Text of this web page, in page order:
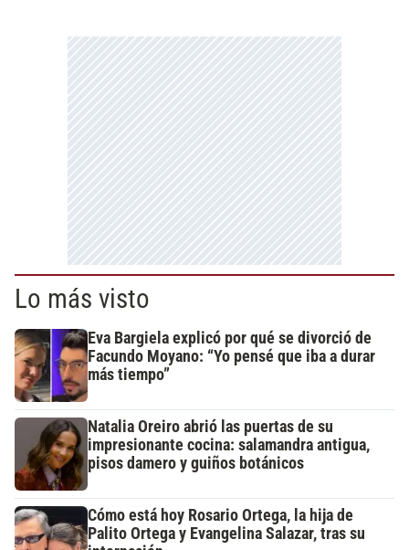
Lo más visto
Eva Bargiela explicó por qué se divorció de
Facundo Moyano: “Yo pensé que iba a durar
más tiempo”
Natalia Oreiro abrió las puertas de su
impresionante cocina: salamandra antigua,
pisos damero y guiños botánicos
Cómo está hoy Rosario Ortega, la hija de
Palito Ortega y Evangelina Salazar, tras su